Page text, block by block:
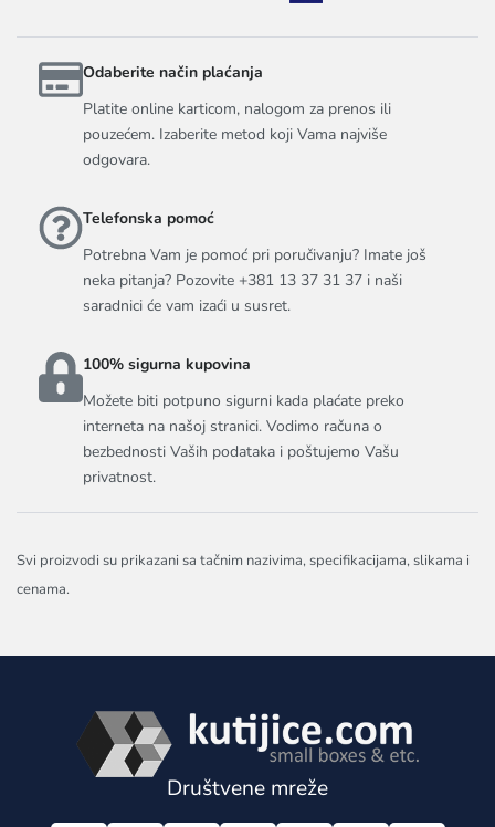
Odaberite način plaćanja
Platite online karticom, nalogom za prenos ili
pouzećem. Izaberite metod koji Vama najviše
odgovara.
Telefonska pomoć
Potrebna Vam je pomoć pri poručivanju? Imate još
neka pitanja? Pozovite +381 13 37 31 37 i naši
saradnici će vam izaći u susret.
100% sigurna kupovina
Možete biti potpuno sigurni kada plaćate preko
interneta na našoj stranici. Vodimo računa o
bezbednosti Vaših podataka i poštujemo Vašu
privatnost.
Svi proizvodi su prikazani sa tačnim nazivima, specifikacijama, slikama i
cenama.
Društvene mreže